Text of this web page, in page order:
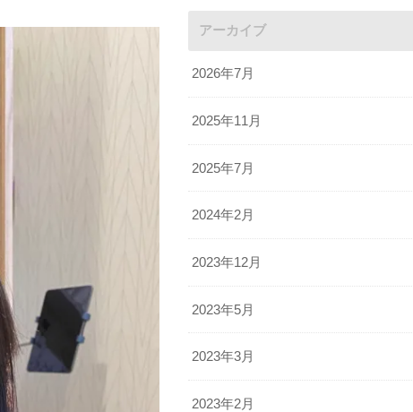
アーカイブ
2026年7月
2025年11月
2025年7月
2024年2月
2023年12月
2023年5月
2023年3月
2023年2月